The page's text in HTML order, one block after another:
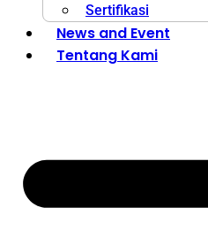
Sertifikasi
News and Event
Tentang Kami